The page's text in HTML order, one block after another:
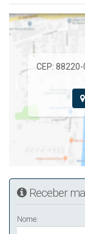
CEP:
Receber
Nome: